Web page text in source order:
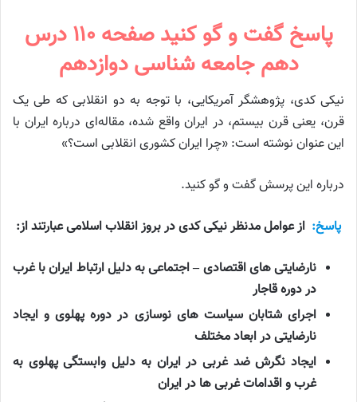
پاسخ گفت و گو کنید صفحه ۱۱۰ درس
دهم جامعه شناسی دوازدهم
نیکی کدی، پژوهشگر آمریکایی، با توجه به دو انقلابی که طی یک
قرن، یعنی قرن بیستم، در ایران واقع شده، مقاله‌ای درباره ایران با
این عنوان نوشته است: «چرا ایران کشوری انقلابی است؟»
درباره این پرسش گفت و گو کنید.
پاسخ: از عوامل مدنظر نیکی کدی در بروز انقلاب اسلامی عبارتند از:
نارضایتی های اقتصادی – اجتماعی به دلیل ارتباط ایران با غرب
در دوره قاجار
اجرای شتابان سیاست های نوسازی در دوره پهلوی و ایجاد
نارضایتی در ابعاد مختلف
ایجاد نگرش ضد غربی در ایران به دلیل وابستگی پهلوی به
غرب و اقدامات غربی ها در ایران